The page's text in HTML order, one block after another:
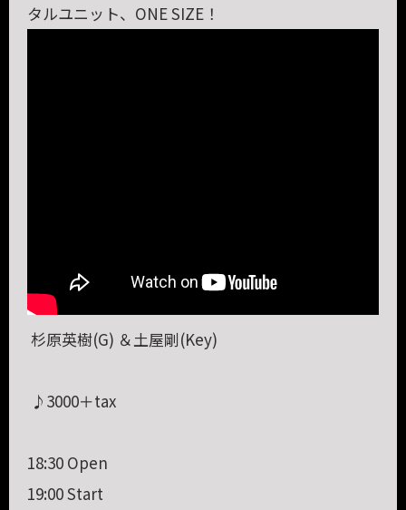
タルユニット、ONE SIZE！
杉原英樹(G) ＆土屋剛(Key)
♪3000＋tax
18:30 Open
19:00 Start